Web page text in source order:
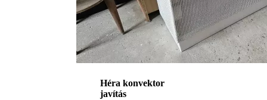
Héra konvektor
javítás